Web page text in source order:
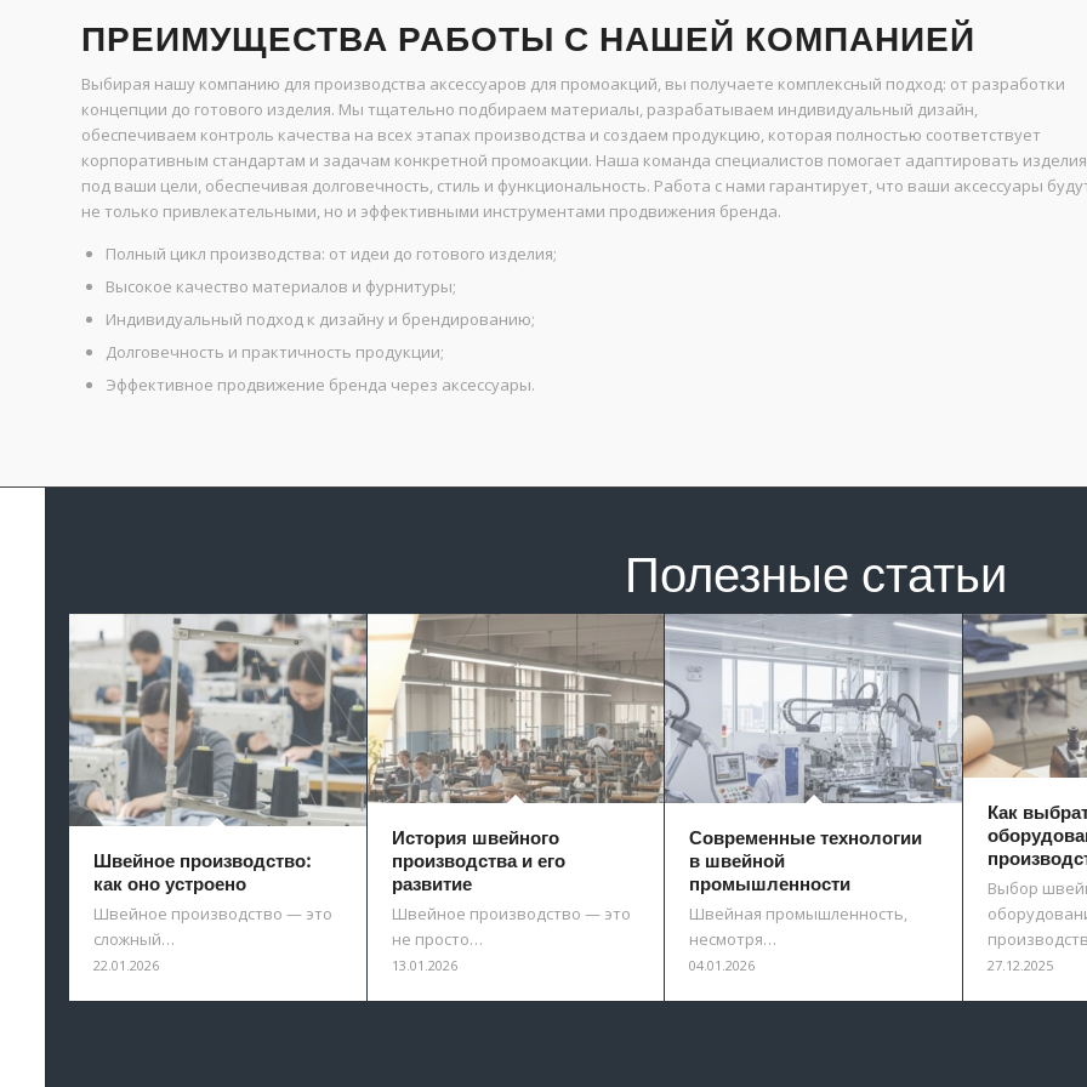
ПРЕИМУЩЕСТВА РАБОТЫ С НАШЕЙ КОМПАНИЕЙ
Выбирая нашу компанию для производства аксессуаров для промоакций, вы получаете комплексный подход: от разработки
концепции до готового изделия. Мы тщательно подбираем материалы, разрабатываем индивидуальный дизайн,
обеспечиваем контроль качества на всех этапах производства и создаем продукцию, которая полностью соответствует
корпоративным стандартам и задачам конкретной промоакции. Наша команда специалистов помогает адаптировать изделия
под ваши цели, обеспечивая долговечность, стиль и функциональность. Работа с нами гарантирует, что ваши аксессуары
не только привлекательными, но и эффективными инструментами продвижения бренда.
Полный цикл производства: от идеи до готового изделия;
Высокое качество материалов и фурнитуры;
Индивидуальный подход к дизайну и брендированию;
Долговечность и практичность продукции;
Эффективное продвижение бренда через аксессуары.
Полезные статьи
Швейное производство:
как оно устроено
Швейное производство — это
сложный…
22.01.2026
История швейного
производства и его
развитие
Швейное производство — это
не просто…
13.01.2026
Современные технологии
в швейной
промышленности
Швейная промышленность,
несмотря…
04.01.2026
Как
Выбор
27.12.2025